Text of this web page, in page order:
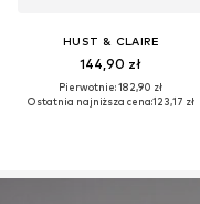
HUST & CLAIRE
144,90 zł
Pierwotnie: 182,90 zł
Ostatnia najniższa cena:123,17 zł